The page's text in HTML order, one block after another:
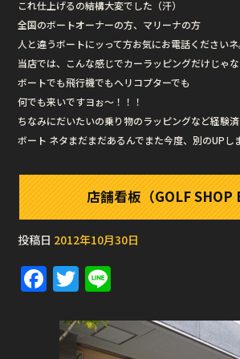
これ仕上げるの結構大変でした（汗）
全国のボートオーナーの方、マリーナの方
人と違うボートにッって方お気にお電話くださいネ
当店では、こんな感じでカーラッピングだけじゃな
ボートでも飛行機でもヘリコプターでも
何でも来いですヨぉ〜！！！
ちなみにだいたいの乗り物のラッピングなど経験済
ボート ネタまだまだあるんでまた今度、別のUPし
店舗看板（GOLF SHOP
投稿日 2012年10月30日
F
a
c
T
w
it e